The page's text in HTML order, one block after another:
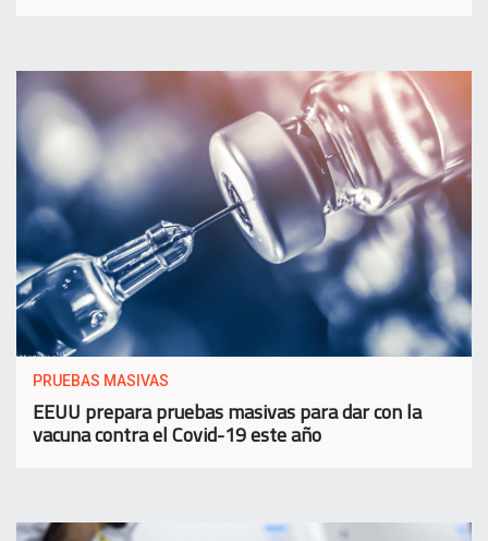
PRUEBAS MASIVAS
EEUU prepara pruebas masivas para dar con la
vacuna contra el Covid-19 este año